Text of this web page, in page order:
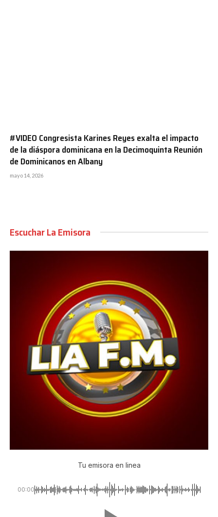
#VIDEO Congresista Karines Reyes exalta el impacto
de la diáspora dominicana en la Decimoquinta Reunión
de Dominicanos en Albany
mayo 14, 2026
Escuchar La Emisora
Tu emisora en linea
00:00